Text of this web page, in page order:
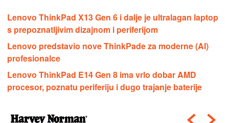
Lenovo ThinkPad X13 Gen 6 i dalje je ultralagan laptop
s prepoznatljivim dizajnom i periferijom
Lenovo predstavio nove ThinkPade za moderne (AI)
profesionalce
Lenovo ThinkPad E14 Gen 8 ima vrlo dobar AMD
procesor, poznatu periferiju i dugo trajanje baterije